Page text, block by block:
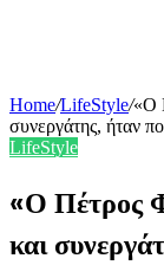
Home/LifeStyle/«Ο
συνεργάτης, ήταν
LifeStyle
«Ο Πέτρος
και